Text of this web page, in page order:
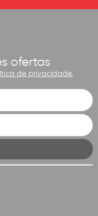
ofertas
de privacidade.